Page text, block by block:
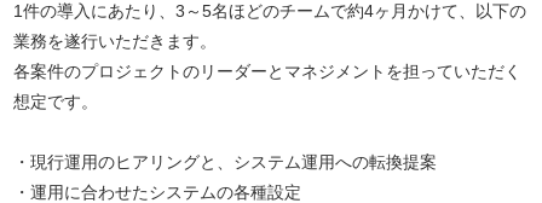
1件の導入にあたり、3～5名ほどのチームで約4ヶ月かけて、以下の
業務を遂行いただきます。
各案件のプロジェクトのリーダーとマネジメントを担っていただく
想定です。
・現行運用のヒアリングと、システム運用への転換提案
・運用に合わせたシステムの各種設定